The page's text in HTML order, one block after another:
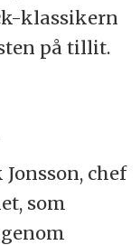
klassikern
på tillit.
chef
som